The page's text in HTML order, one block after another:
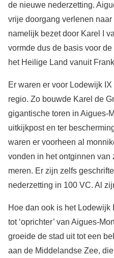
de nieuwe nederzetting.
vrije doorgang verlenen
namelijk bezet door Karel I
vormde dus de basis voor
het Heilige Land vanuit
Er waren er voor Lodewijk
regio. Zo bouwde Karel de
gigantische toren in Aigues-
uitkijkpost en ter
waren er voorheen al
vonden in het ontginnen van
meren. Er zijn zelfs
nederzetting in 100 VC. Al
Hoe dan ook is het
tot ‘oprichter’ van Aigues-
groeide de stad uit tot een
aan de Middelandse Zee,